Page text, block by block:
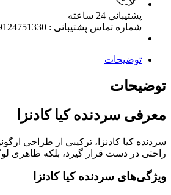
پشتیبانی 24 ساعته
شماره تماس پشتیبانی : 09124751330
توضیحات
توضیحات
معرفی سردنده کیا کادنزا
سردنده کیا کادنزا، ترکیبی از طراحی
راحتی در دست قرار گیرد، بلکه ظاهری
ویژگی‌های سردنده کیا کادنزا